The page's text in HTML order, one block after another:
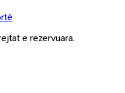
e rezervuara.